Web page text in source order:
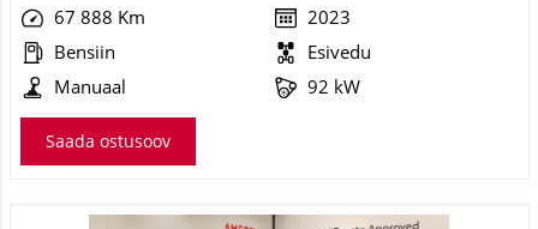
67 888 Km
2023
Bensiin
Esivedu
Manuaal
92 kW
Saada ostusoov